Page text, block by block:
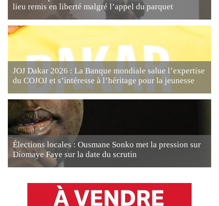
lieu remis en liberté malgré l’appel du parquet
JOJ Dakar 2026 : La Banque mondiale salue l’expertise
du COJOJ et s’intéresse à l’héritage pour la jeunesse
Élections locales : Ousmane Sonko met la pression sur
Diomaye Faye sur la date du scrutin